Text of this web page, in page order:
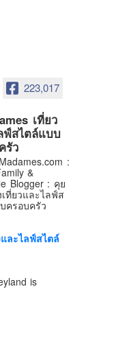
223,017
เที่ยว
ฟ์สไตล์แบบ
รัว
:
&
Blogger : คุย
เที่ยวและไลฟ์ส
ครอบครัว
ละไลฟ์สไตล์
is